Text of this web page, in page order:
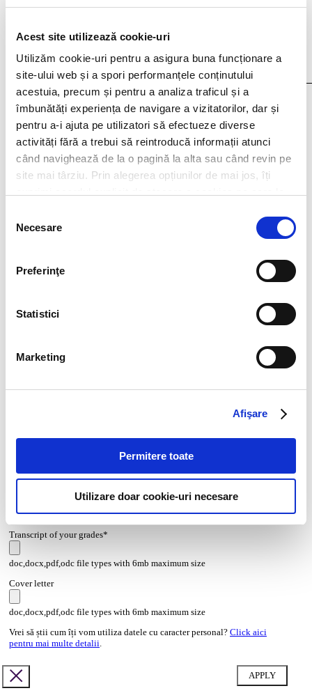
Acest site utilizează cookie-uri
Utilizăm cookie-uri pentru a asigura buna funcționare a
site-ului web și a spori performanțele conținutului
acestuia, precum și pentru a analiza traficul și a
îmbunătăți experiența de navigare a vizitatorilor, dar și
pentru a-i ajuta pe utilizatori să efectueze diverse
activități fără a trebui să reintroducă informații atunci
când navighează de la o pagină la alta sau când revin pe
site mai târziu. Prin alegerea opțiunilor de mai jos, îți
consimțământului
Necesare
Preferinţe
Statistici
Marketing
Afişare
Permitere toate
Utilizare doar cookie-uri necesare
I agree that my personal data contained in my resume, as well as in other
documents submitted to Filip & Company for recruitment purposes (such as
cover letter, any recommendations provided, if applicable) to be stored and
processed by Filip & Company in connection with the creation of a recruitment
database and to be contacted by Filip & Company for new
employment/collaboration opportunities by using the contact details included
in my resume. More details here.
Think ahead!
doc,docx,pdf,odc file types with 6mb maximum size
Transcript of your grades*
doc,docx,pdf,odc file types with 6mb maximum size
Cover letter
doc,docx,pdf,odc file types with 6mb maximum size
Vrei să știi cum îți vom utiliza datele cu caracter personal? Click aici
pentru mai multe detalii